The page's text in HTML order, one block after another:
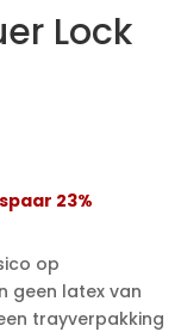
Lock
23%
op
geen latex van
trayverpakking